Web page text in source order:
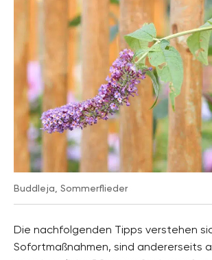
Buddleja, Sommerflieder
Die nachfolgenden Tipps verstehen
Sofortmaßnahmen, sind andererseits